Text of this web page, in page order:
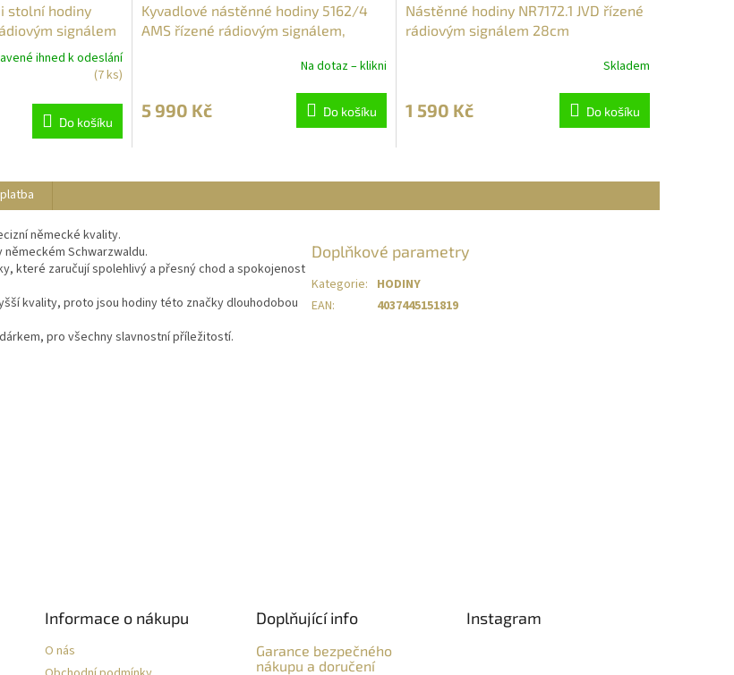
stolní hodiny
signálem
ihned k odeslání
(7 ks)
Do košíku
Kyvadlové nástěnné hodiny 5162/4
AMS řízené rádiovým signálem,
Na dotaz – klikni
5 990 Kč Do košíku
Nástěnné hodiny NR7172.1 JVD řízené
rádiovým signálem 28cm
Skladem
1 590 Kč Do košíku
německé kvality.
Schwarzwaldu.
které zaručují spolehlivý a přesný chod a spokojenost
kvality, proto jsou hodiny této značky dlouhodobou
pro všechny slavnostní příležitostí.
Doplňkové parametry
Kategorie: HODINY
EAN: 4037445151819
Informace o nákupu
O nás
Doplňující info
Garance bezpečného
nákupu a doručení
Instagram